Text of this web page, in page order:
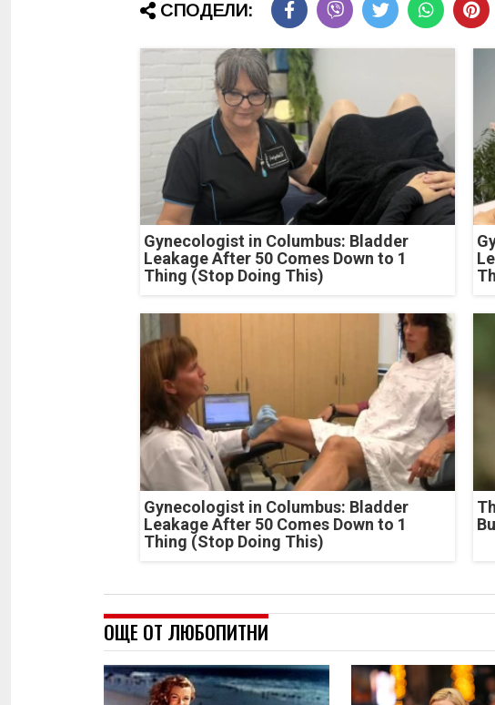
СПОДЕЛИ:
Gynecologist in Columbus: Bladder
Leakage After 50 Comes Down to 1
Thing (Stop Doing This)
Gynecologist in Columbus: Bladder
Leakage After 50 Comes Down to 1
Thing (Stop Doing This)
ОЩЕ ОТ ЛЮБОПИТНИ